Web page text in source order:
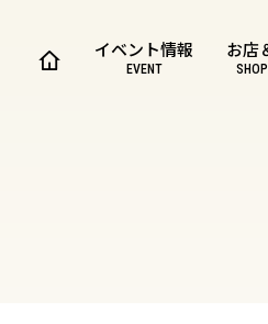
イベント情報
EVENT
お店